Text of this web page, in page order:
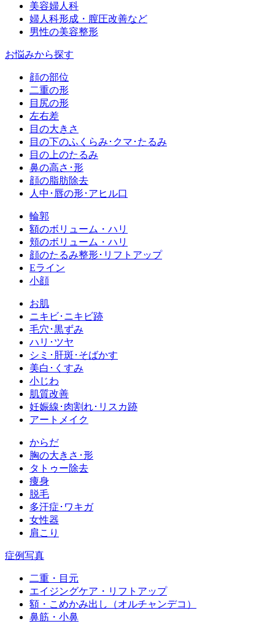
美容婦人科
婦人科形成・膣圧改善など
男性の美容整形
お悩みから探す
顔の部位
二重の形
目尻の形
左右差
目の大きさ
目の下のふくらみ･クマ･たるみ
目の上のたるみ
鼻の高さ･形
顔の脂肪除去
人中･唇の形･アヒル口
輪郭
額のボリューム・ハリ
頬のボリューム・ハリ
顔のたるみ整形･リフトアップ
Eライン
小顔
お肌
ニキビ･ニキビ跡
毛穴･黒ずみ
ハリ･ツヤ
シミ･肝斑･そばかす
美白･くすみ
小じわ
肌質改善
妊娠線･肉割れ･リスカ跡
アートメイク
からだ
胸の大きさ･形
タトゥー除去
痩身
脱毛
多汗症･ワキガ
女性器
肩こり
症例写真
二重・目元
エイジングケア・リフトアップ
額・こめかみ出し（オルチャンデコ）
鼻筋・小鼻